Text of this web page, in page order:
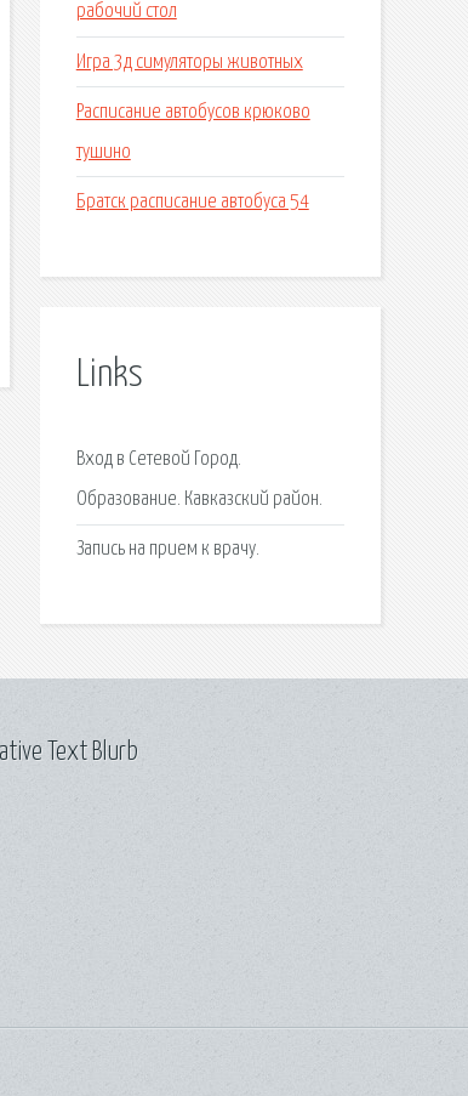
рабочий стол
Игра 3д симуляторы животных
Расписание автобусов крюково
тушино
Братск расписание автобуса 54
Links
Вход в Сетевой Город.
Образование. Кавказский район.
Запись на прием к врачу.
Text Blurb